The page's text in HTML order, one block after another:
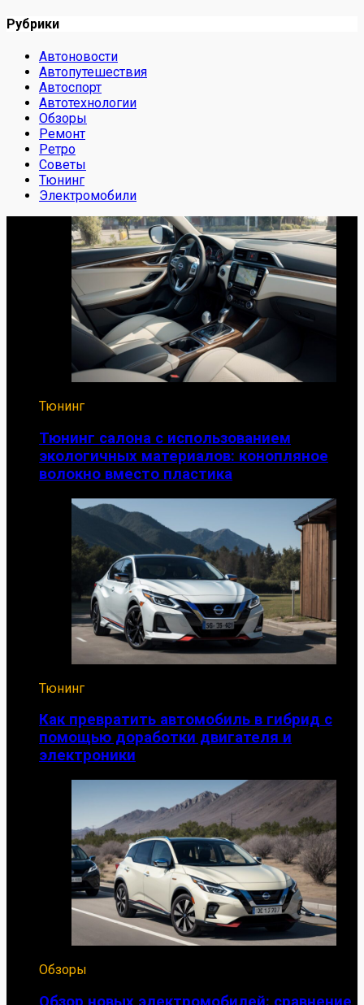
Рубрики
Автоновости
Автопутешествия
Автоспорт
Автотехнологии
Обзоры
Ремонт
Ретро
Советы
Тюнинг
Электромобили
Тюнинг
Тюнинг салона с использованием
экологичных материалов: конопляное
волокно вместо пластика
Тюнинг
Как превратить автомобиль в гибрид с
помощью доработки двигателя и
электроники
Обзоры